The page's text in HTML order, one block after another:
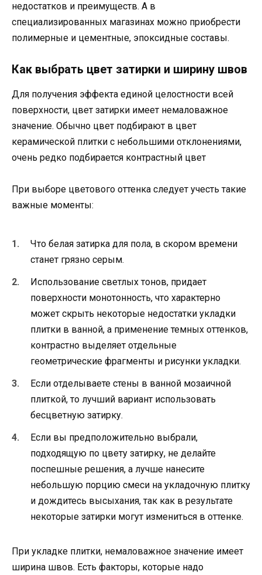
недостатков и преимуществ. А в
специализированных магазинах можно приобрести
полимерные и цементные, эпоксидные составы.
Как выбрать цвет затирки и ширину швов
Для получения эффекта единой целостности всей
поверхности, цвет затирки имеет немаловажное
значение. Обычно цвет подбирают в цвет
керамической плитки с небольшими отклонениями,
очень редко подбирается контрастный цвет
При выборе цветового оттенка следует учесть такие
важные моменты:
Что белая затирка для пола, в скором времени
станет грязно серым.
Использование светлых тонов, придает
поверхности монотонность, что характерно
может скрыть некоторые недостатки укладки
плитки в ванной, а применение темных оттенков,
контрастно выделяет отдельные
геометрические фрагменты и рисунки укладки.
Если отделываете стены в ванной мозаичной
плиткой, то лучший вариант использовать
бесцветную затирку.
Если вы предположительно выбрали,
подходящую по цвету затирку, не делайте
поспешные решения, а лучше нанесите
небольшую порцию смеси на укладочную плитку
и дождитесь высыхания, так как в результате
некоторые затирки могут измениться в оттенке.
При укладке плитки, немаловажное значение имеет
ширина швов. Есть факторы, которые надо